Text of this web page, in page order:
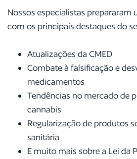
Nossos especialistas prepararam
com os principais destaques do
Atualizações da CMED
Combate à falsificação e
medicamentos
Tendências no mercado de
cannabis
Regularização de produtos
sanitária
E muito mais sobre a Lei da